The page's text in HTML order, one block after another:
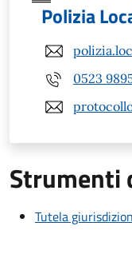
Polizia
0523
Strumenti
Tutela